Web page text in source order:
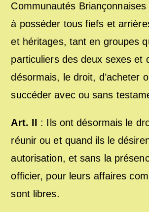
Communautés
à posséder tous fiefs et
et héritages, tant en groupes
particuliers des deux sexes et
désormais, le droit, d’acheter
succéder avec ou sans
Art. II : Ils ont désormais le
réunir ou et quand ils le
autorisation, et sans la
officier, pour leurs affaires
sont libres.